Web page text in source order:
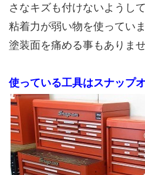
さなキズも付けないようし
粘着力が弱い物を使ってい
塗装面を痛める事もありませ
使っている工具はスナップオ